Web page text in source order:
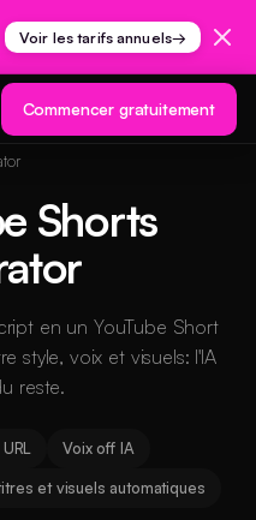
Voir les tarifs annuels→
Commencer gratuitement
Shorts
en un YouTube Short
style, voix et visuels: l'IA
reste.
Voix off IA
et visuels automatiques